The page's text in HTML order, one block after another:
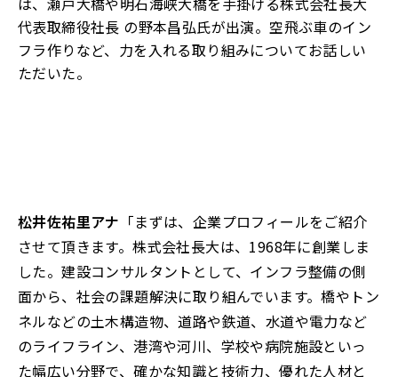
代表取締役社長 の野本昌弘氏が出演。空飛ぶ車のイン
フラ作りなど、力を入れる取り組みについてお話しい
ただいた。
松井佐祐里アナ 「まずは、企業プロフィールをご紹介
させて頂きます。株式会社長大は、1968年に創業しま
した。建設コンサルタントとして、インフラ整備の側
面から、社会の課題解決に取り組んでいます。橋やトン
ネルなどの土木構造物、道路や鉄道、水道や電力など
のライフライン、港湾や河川、学校や病院施設といっ
た幅広い分野で、確かな知識と技術力、優れた人材と